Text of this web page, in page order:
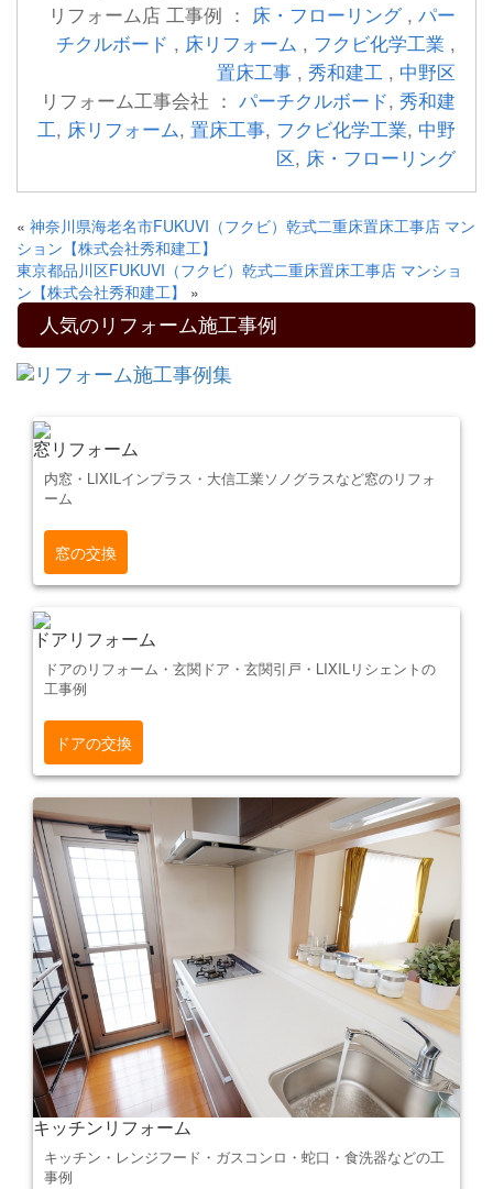
リフォーム店 工事例 ： 床・フローリング, パー
チクルボード , 床リフォーム , フクビ化学工業 ,
置床工事 , 秀和建工 , 中野区
リフォーム工事会社 ： パーチクルボード, 秀和建
工, 床リフォーム, 置床工事, フクビ化学工業, 中野
区, 床・フローリング
« 神奈川県海老名市FUKUVI（フクビ）乾式二重床置床工事店 マン
ション【株式会社秀和建工】
東京都品川区FUKUVI（フクビ）乾式二重床置床工事店 マンショ
ン【株式会社秀和建工】
»
人気のリフォーム施工事例
窓リフォーム
内窓・LIXILインプラス・大信工業ソノグラスなど窓のリフォ
ーム
窓の交換
ドアリフォーム
ドアのリフォーム・玄関ドア・玄関引戸・LIXILリシェントの
工事例
ドアの交換
キッチンリフォーム
キッチン・レンジフード・ガスコンロ・蛇口・食洗器などの工
事例